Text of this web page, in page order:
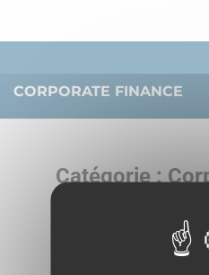
CORPORATE FINANCE
Catégorie :